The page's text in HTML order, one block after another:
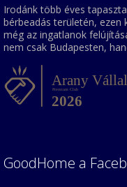
Irodánk több éves
bérbeadás területén, ezen
még az ingatlanok
nem csak Budapesten,
GoodHome a